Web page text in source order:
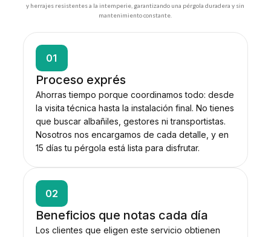
y herrajes resistentes a la intemperie, garantizando una pérgola duradera y sin
mantenimiento constante.
01
Proceso exprés
Ahorras tiempo porque coordinamos todo: desde
la visita técnica hasta la instalación final. No tienes
que buscar albañiles, gestores ni transportistas.
Nosotros nos encargamos de cada detalle, y en
15 días tu pérgola está lista para disfrutar.
02
Beneficios que notas cada día
Los clientes que eligen este servicio obtienen